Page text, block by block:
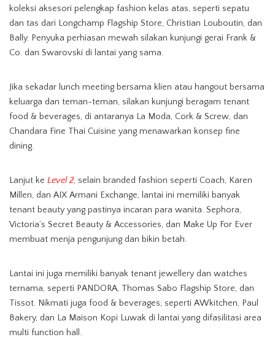
koleksi aksesori pelengkap fashion kelas atas, seperti sepatu
dan tas dari Longchamp Flagship Store, Christian Louboutin, dan
Bally. Penyuka perhiasan mewah silakan kunjungi gerai Frank &
Co. dan Swarovski di lantai yang sama.
Jika sekadar lunch meeting bersama klien atau hangout bersama
keluarga dan teman-teman, silakan kunjungi beragam tenant
food & beverages, di antaranya La Moda, Cork & Screw, dan
Chandara Fine Thai Cuisine yang menawarkan konsep fine
dining.
Lanjut ke Level 2, selain branded fashion seperti Coach, Karen
Millen, dan AIX Armani Exchange, lantai ini memiliki banyak
tenant beauty yang pastinya incaran para wanita. Sephora,
Victoria’s Secret Beauty & Accessories, dan Make Up For Ever
membuat menja pengunjung dan bikin betah.
Lantai ini juga memiliki banyak tenant jewellery dan watches
ternama, seperti PANDORA, Thomas Sabo Flagship Store, dan
Tissot. Nikmati juga food & beverages, seperti AWkitchen, Paul
Bakery, dan La Maison Kopi Luwak di lantai yang difasilitasi area
multi function hall.